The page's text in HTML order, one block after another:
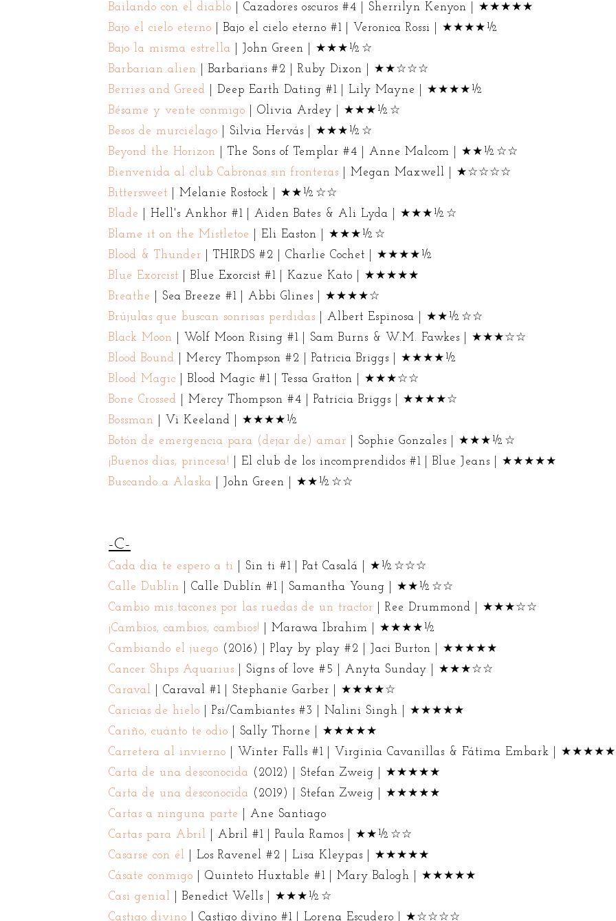
Bailando con el diablo | Cazadores oscuros #4 | Sherrilyn Kenyon | ★★★★★
Bajo el cielo eterno | Bajo el cielo eterno #1 | Veronica Rossi | ★★★★½
Bajo la misma estrella
| John Green | ★★★½☆
Barbarian alien
| Barbarians #2 | Ruby Dixon | ★★☆☆☆
Berries and Greed
| Deep Earth Dating #1 | Lily Mayne | ★★★★½
Bésame y vente conmigo | Olivia Ardey | ★★★½☆
Besos de murciélago | Silvia Hervás | ★★★½☆
Beyond the Horizon
| The Sons of Templar #4 | Anne Malcom | ★★½☆☆
Bienvenida al club Cabronas sin fronteras | Megan Maxwell | ★☆☆☆☆
Bittersweet | Melanie Rostock | ★★½☆☆
Blade
| Hell's Ankhor #1 | Aiden Bates & Ali Lyda | ★★★½☆
Blame it on the Mistletoe
| Eli Easton | ★★★½☆
Blood & Thunder | THIRDS #2 | Charlie Cochet | ★★★★½
Blue Exorcist | Blue Exorcist #1 | Kazue Kato | ★★★★★
Breathe
| Sea Breeze #1 | Abbi Glines | ★★★★☆
Brújulas que buscan sonrisas perdidas | Albert Espinosa | ★★½☆☆
Black Moon
| Wolf Moon Rising #1 | Sam Burns & W.M. Fawkes | ★★★☆☆
Blood Bound
| Mercy Thompson #2 | Patricia Briggs | ★★★★½
Blood Magic | Blood Magic #1 | Tessa Gratton | ★★★☆☆
Bone Crossed
| Mercy Thompson #4 | Patricia Briggs | ★★★★☆
Bossman
| Vi Keeland | ★★★★½
Botón de emergencia para (dejar de) amar | Sophie Gonzales | ★★★½☆
¡Buenos días, princesa!
| El club de los incomprendidos #1 | Blue Jeans | ★★★★★
Buscando a Alaska
| John Green | ★★½☆☆
-C-
Cada día te espero a ti
| Sin ti #1 | Pat Casalá | ★½☆☆☆
Calle Dublín
| Calle Dublín #1 | Samantha Young | ★★½☆☆
Cambio mis tacones por las ruedas de un tractor | Ree Drummond | ★★★☆☆
¡Cambios, cambios, cambios!
| Marawa Ibrahim | ★★★★½
Cambiando el juego (2016) | Play by play #2 | Jaci Burton | ★★★★★
Cancer Ships Aquarius | Signs of love #5 | Anyta Sunday | ★★★☆☆
Caraval
| Caraval #1 | Stephanie Garber | ★★★★☆
Caricias de hielo | Psi/Cambiantes #3 | Nalini Singh | ★★★★★
Cariño, cuánto te odio | Sally Thorne | ★★★★★
Carretera al invierno | Winter Falls #1 | Virginia Cavanillas & Fátima Embark | ★★★★★
Carta de una desconocida (2012) | Stefan Zweig | ★★★★★
Carta de una desconocida (2019) | Stefan Zweig | ★★★★★
Cartas a ninguna parte
| Ane Santiago
Cartas para Abril
| Abril #1 | Paula Ramos | ★★½☆☆
Casarse con él
| Los Ravenel #2 | Lisa Kleypas | ★★★★★
Cásate conmigo | Quinteto Huxtable #1 | Mary Balogh | ★★★★★
Casi genial
| Benedict Wells | ★★★½☆
Castigo divino | Castigo divino #1 | Lorena Escudero | ★☆☆☆☆